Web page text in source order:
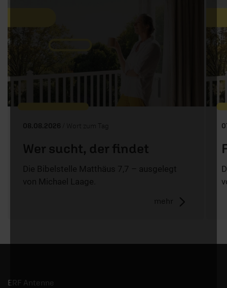
08.08.2026 / Wort zum Tag
Wer sucht, der findet
Die Bibelstelle Matthäus 7,7 – ausgelegt
von Michael Laage.
mehr
ERF Antenne